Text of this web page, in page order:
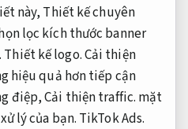
này, Thiết kế chuyên
lọc kích thước banner
Thiết kế logo.Cải thiện
hiệu quả hơn tiếp cận
điệp,Cải thiện traffic. mặt
lý của bạn. TikTok Ads.